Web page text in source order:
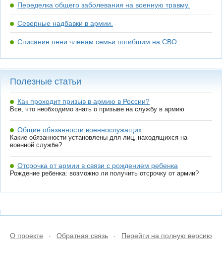
Переделка общего заболевания на военную травму.
Северные надбавки в армии.
Списание пени членам семьи погибшим на СВО.
Полезные статьи
Как проходит призыв в армию в России?
Все, что необходимо знать о призыве на службу в армию
Общие обязанности военнослужащих
Какие обязанности установлены для лиц, находящихся на
военной службе?
Отсрочка от армии в связи с рождением ребенка
Рождение ребенка: возможно ли получить отсрочку от армии?
О проекте • Обратная связь • Перейти на полную версию